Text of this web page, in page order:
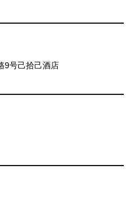
9号己拾己酒店